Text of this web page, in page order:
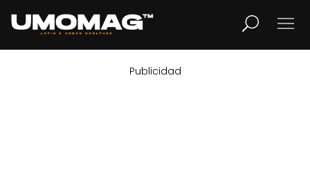
LIFESTYLE
Publicidad